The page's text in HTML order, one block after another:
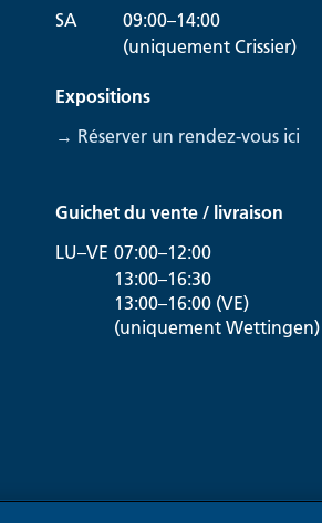
SA
09:00–14:00
(uniquement Crissier)
Expositions
→ Réserver un rendez-vous ici
Guichet du vente / livraison
LU–VE 07:00–12:00
13:00–16:30
13:00–16:00 (VE)
(uniquement Wettingen)